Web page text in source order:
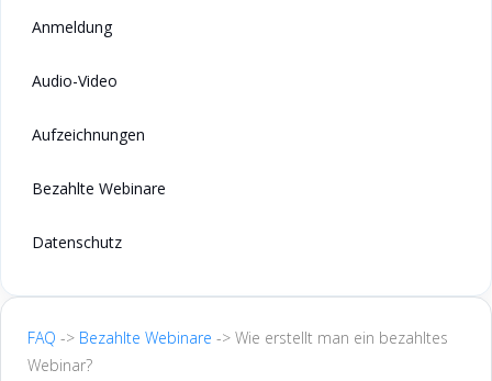
Anmeldung
Audio-Video
Aufzeichnungen
Bezahlte Webinare
Datenschutz
FAQ -> Bezahlte Webinare -> Wie erstellt man ein bezahltes
Webinar?